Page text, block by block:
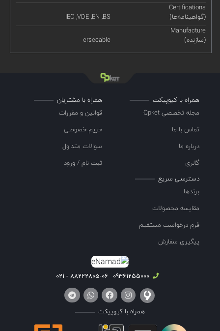
Certifications
(گواهینامه‌ها)
IEC ,VDE ,EN ,BS
Manufacture
(سازنده)
ersecable
همراه با کیوپیکت
مجله تخصصی Qpket
تماس با ما
درباره ما
گالری
همراه با مشتریان
قوانین و مقررات
حریم خصوصی
سوالات متداول
ثبت نام / ورود
دسترسی سریع
برندها
مقایسه محصولات
فرم درخواست مستقیم
پیگیری سفارش
09361255000
88222805-06 - 021
همراه با کیوپیکت